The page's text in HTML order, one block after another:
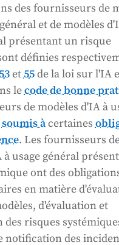
des fournisseurs de
et de modèles
présentant un risque
définies
et55de la loi sur l'IA
lecode de bonne
de modèles d'IA à
soumis àcertaines
. Les fournisseurs
à usage général
ont des
en matière
d'évaluation et
risques
notification des